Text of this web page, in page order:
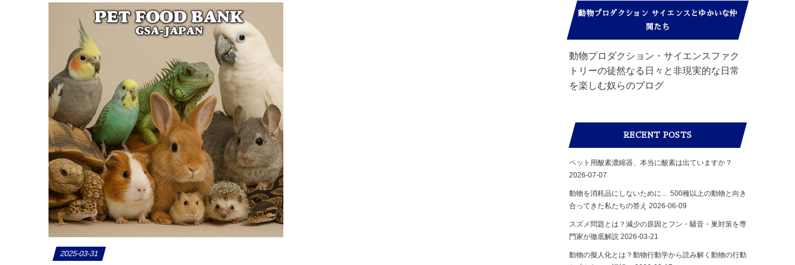
2025-03-31
動物プロダクション サイエンスとゆかいな仲
間たち
動物プロダクション・サイエンスファク
トリーの徒然なる日々と非現実的な日常
を楽しむ奴らのブログ
RECENT POSTS
ペット用酸素濃縮器、本当に酸素は出ていますか？
2026-07-07
動物を消耗品にしないために… 500種以上の動物と向き
合ってきた私たちの答え 2026-06-09
スズメ問題とは？減少の原因とフン・騒音・巣対策を専
門家が徹底解説 2026-03-21
動物の擬人化とは？動物行動学から読み解く動物の行動